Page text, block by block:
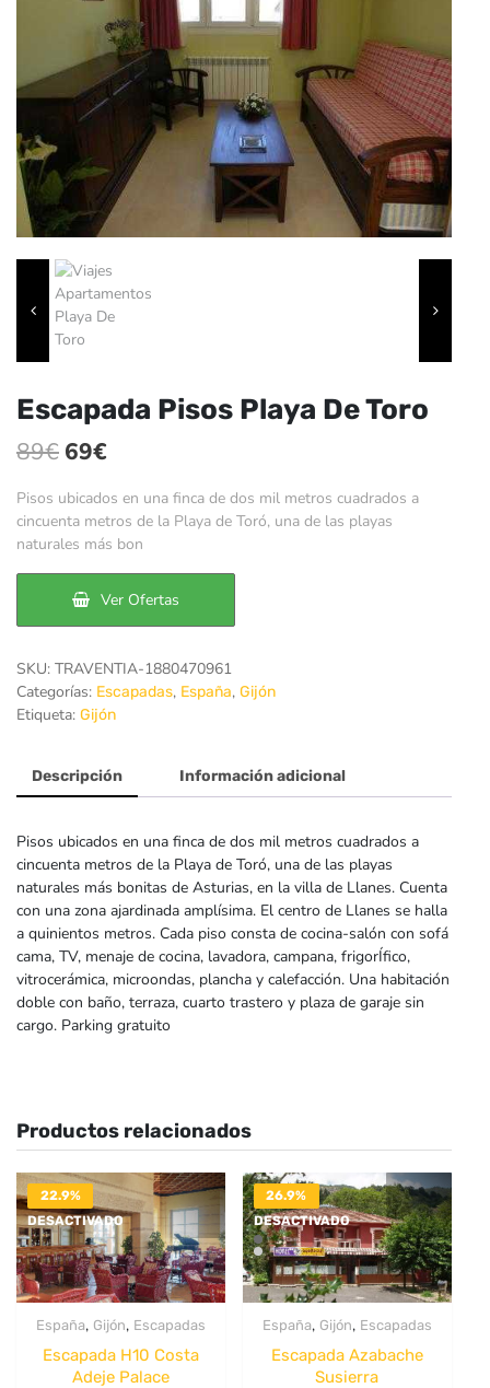
Escapada Pisos Playa De Toro
89€ El
precio
original
era:
89€.
69€
actual
es:
69€.
Pisos ubicados en una finca de dos mil metros cuadrados a
cincuenta metros de la Playa de Toró, una de las playas
naturales más bon
Ver Ofertas
SKU: TRAVENTIA-1880470961
Categorías: Escapadas, España, Gijón
Etiqueta: Gijón
Descripción Información adicional
Pisos ubicados en una finca de dos mil metros cuadrados a
cincuenta metros de la Playa de Toró, una de las playas
naturales más bonitas de Asturias, en la villa de Llanes. Cuenta
con una zona ajardinada amplísima. El centro de Llanes se halla
a quinientos metros. Cada piso consta de cocina-salón con sofá
cama, TV, menaje de cocina, lavadora, campana, frigorÍfico,
vitrocerámica, microondas, plancha y calefacción. Una habitación
doble con baño, terraza, cuarto trastero y plaza de garaje sin
cargo. Parking gratuito
Productos relacionados
22.9%
DESACTIVADO
España, Gijón, Escapadas
Escapada H10 Costa
Adeje Palace
26.9%
DESACTIVADO
España, Gijón, Escapadas
Escapada Azabache
Susierra